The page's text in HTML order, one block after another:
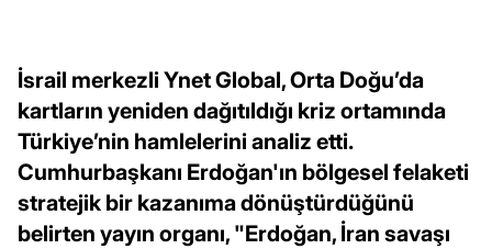
İsrail merkezli Ynet Global, Orta Doğu’da
kartların yeniden dağıtıldığı kriz ortamında
Türkiye’nin hamlelerini analiz etti.
Cumhurbaşkanı Erdoğan'ın bölgesel felaketi
stratejik bir kazanıma dönüştürdüğünü
belirten yayın organı, "Erdoğan, İran savaşı